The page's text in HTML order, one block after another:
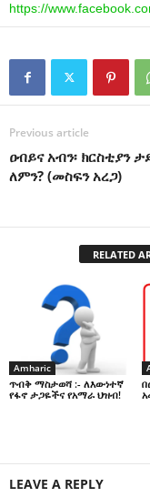
https://
Previous article
ዐብይና አብን፡ ክርስቲያን
ለምን? (መስፍን አረጋ)
RELATED
Amharic
ጥብቅ ማስታወሻ :- ለእውነተኛ
የፋኖ ታጋዬችና የአማራ ህዝብ!
LEAVE A REPLY